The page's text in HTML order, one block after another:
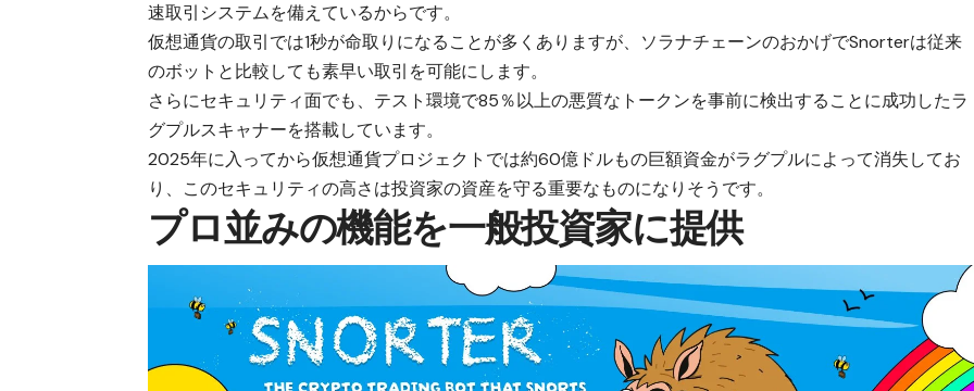
速取引システムを備えているからです。
仮想通貨の取引では1秒が命取りになることが多くありますが、 ソラナチェーンのおかげでSnorterは従来
のボットと比較しても素早い取引を可能にします。
さらにセキュリティ面でも、テスト環境で85％以上の悪質なトークンを事前に検出することに成功したラ
グプルスキャナーを搭載しています。
2025年に入ってから仮想通貨プロジェクトでは約60億ドルもの巨額資金がラグプルによって消失してお
り、このセキュリティの高さは投資家の資産を守る重要なものになりそうです。
プロ並みの機能を一般投資家に提供